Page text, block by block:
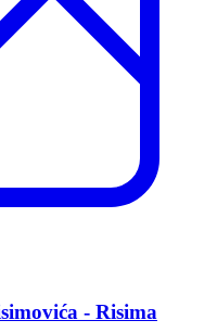
- Risima